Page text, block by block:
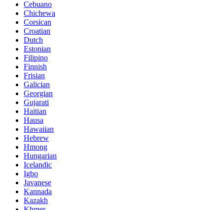
Cebuano
Chichewa
Corsican
Croatian
Dutch
Estonian
Filipino
Finnish
Frisian
Galician
Georgian
Gujarati
Haitian
Hausa
Hawaiian
Hebrew
Hmong
Hungarian
Icelandic
Igbo
Javanese
Kannada
Kazakh